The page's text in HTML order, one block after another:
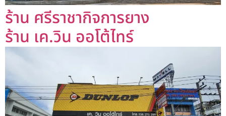
ร้าน ศรีราชากิจการยาง
ร้าน เค.วิน ออโต้ไทร์